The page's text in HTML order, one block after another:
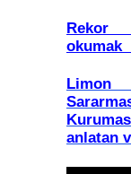
Rekor
okumak
Limon
anlatan